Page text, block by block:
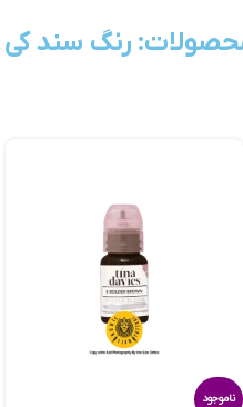
رنگ سند کی
ناموجود